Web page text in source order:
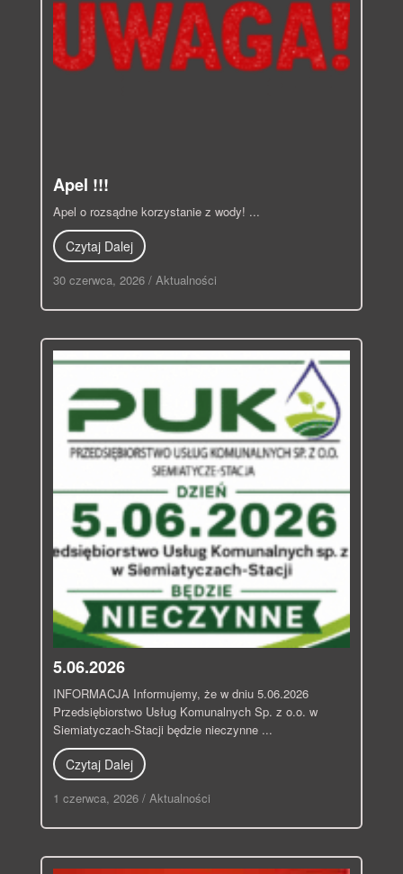
Apel !!!
Apel o rozsądne korzystanie z wody! ...
Czytaj Dalej
30 czerwca, 2026 / Aktualności
5.06.2026
INFORMACJA Informujemy, że w dniu 5.06.2026
Przedsiębiorstwo Usług Komunalnych Sp. z o.o. w
Siemiatyczach-Stacji będzie nieczynne ...
Czytaj Dalej
1 czerwca, 2026 / Aktualności